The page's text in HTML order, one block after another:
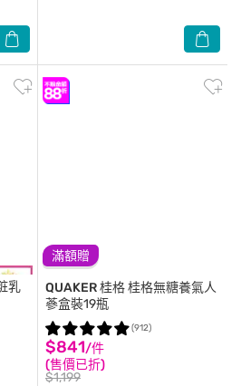
乳
滿額贈
QUAKER 桂格桂格無糖養氣人
蔘盒裝19瓶
$841/件
(售價已折)
$1,199
(912)